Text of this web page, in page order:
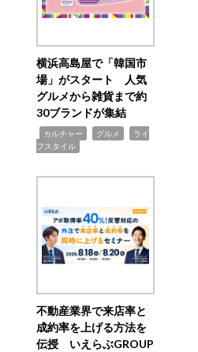
横浜高島屋で「韓国市
場」がスタート 人気
グルメから雑貨まで約
30ブランドが集結
カルチャー グルメ
ライ
フスタイル
不動産業界で来店率と
成約率を上げる方法を
伝授 いえらぶGROUP